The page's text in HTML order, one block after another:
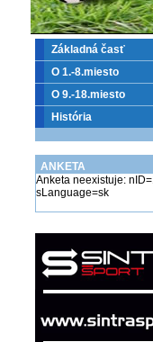
Základná časť
O 1.-8.miesto
O 9.-18.miesto
História
ANKETA
Anketa neexistuje:
sLanguage=sk